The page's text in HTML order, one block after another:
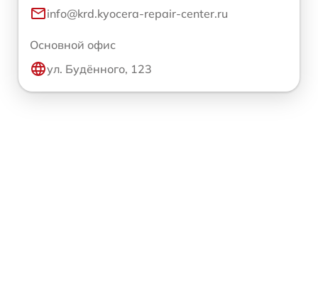
info@krd.kyocera-repair-center.ru
Основной офис
ул. Будённого, 123